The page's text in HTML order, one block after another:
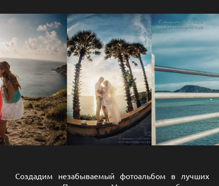
Создадим незабываемый фотоальбом в лучших